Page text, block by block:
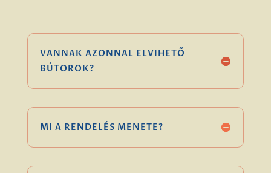
VANNAK AZONNAL ELVIHETŐ
BÚTOROK?
MI A RENDELÉS MENETE?